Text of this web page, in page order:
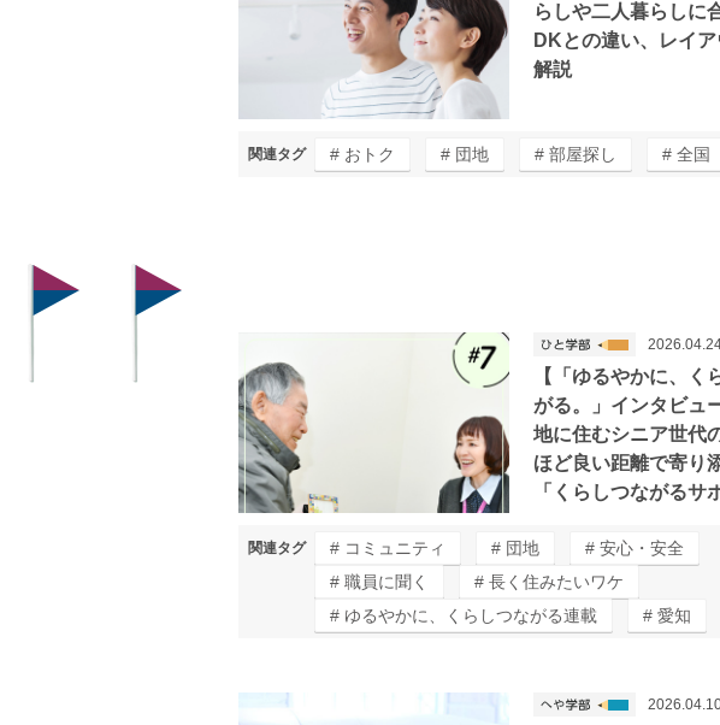
らしや二人暮らしに
DKとの違い、レイア
解説
関連タグ おトク 団地 部屋探し 全国
【「ゆるやかに、く
がる。」インタビュ
地に住むシニア世代
ほど良い距離で寄り
「くらしつながるサ
関連タグ コミュニティ 団地
安心・安全
職員に聞く
長く住みたいワケ
ゆるやかに、くらしつながる連載
愛知